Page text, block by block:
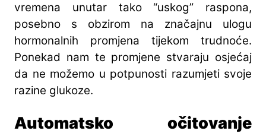
vremena unutar tako “uskog” raspona,
posebno s obzirom na značajnu ulogu
hormonalnih promjena tijekom trudnoće.
Ponekad nam te promjene stvaraju osjećaj
da ne možemo u potpunosti razumjeti svoje
razine glukoze.
Automatsko očitovanje